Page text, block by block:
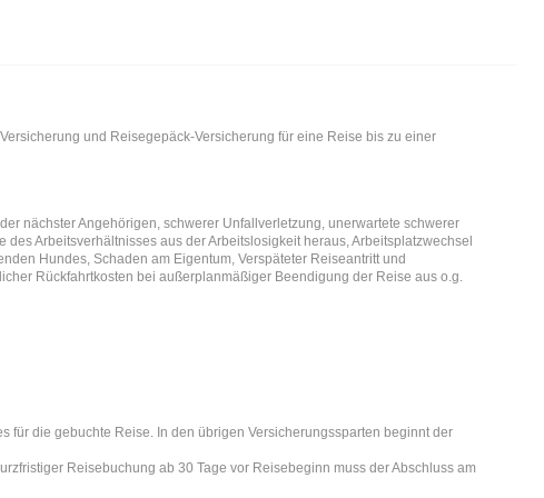
und Reisegepäck-Versicherung für eine Reise bis zu einer
nächster Angehörigen, schwerer Unfallverletzung, unerwartete schwerer
Arbeitsverhältnisses aus der Arbeitslosigkeit heraus, Arbeitsplatzwechsel
Hundes, Schaden am Eigentum, Verspäteter Reiseantritt und
Rückfahrtkosten bei außerplanmäßiger Beendigung der Reise aus o.g.
für die gebuchte Reise. In den übrigen Versicherungssparten beginnt der
Reisebuchung ab 30 Tage vor Reisebeginn muss der Abschluss am